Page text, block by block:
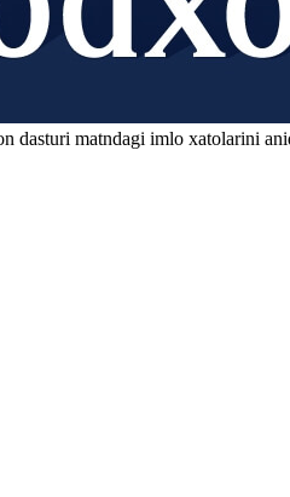
dasturi matndagi imlo xatolarini